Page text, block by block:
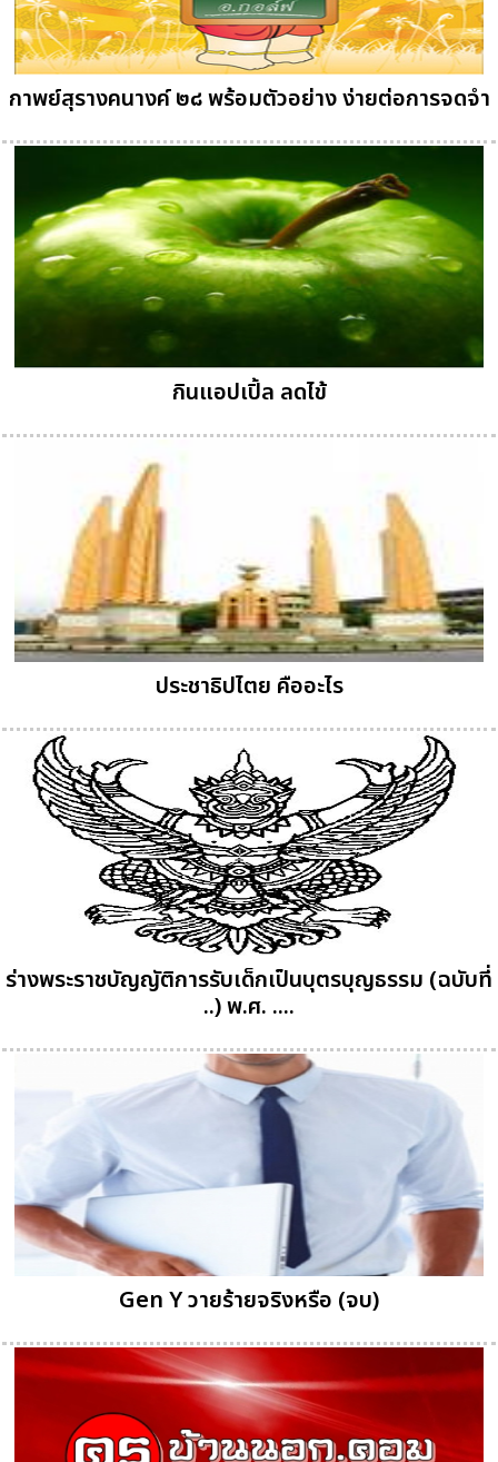
กาพย์สุรางคนางค์ ๒๘ พร้อมตัวอย่าง ง่ายต่อการจดจำ
กินแอปเปิ้ล ลดไข้
ประชาธิปไตย คืออะไร
ร่างพระราชบัญญัติการรับเด็กเป็นบุตรบุญธรรม (ฉบับที่
..) พ.ศ. ....
Gen Y วายร้ายจริงหรือ (จบ)